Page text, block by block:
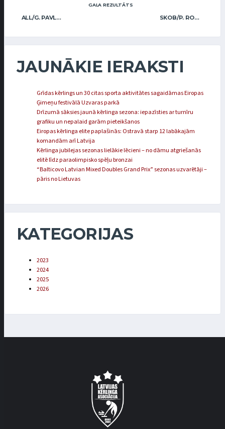
ALL/G. PAVLOVA M. VOREŅECKIS SKOB/P. ROŽKOVA A.LASMANS
GALA REZULTĀTS
JAUNĀKIE IERAKSTI
Grīdas kērlings un 30 citas sporta aktivitātes sagaidāmas Eiropas
Ģimeņu festivālā Uzvaras parkā
Drīzumā sāksies jaunā kērlinga sezona: iepazīsties ar turnīru
grafiku un nepalaid garām pieteikšanos
Eiropas kērlinga elite paplašinās: Ostravā starp 12 labākajām
komandām arī Latvija
Kērlinga jubilejas sezonas lielākie lēcieni – no dāmu atgriešanās
elitē līdz paraolimpisko spēļu bronzai
“Balticovo Latvian Mixed Doubles Grand Prix” sezonas uzvarētāji –
pāris no Lietuvas
KATEGORIJAS
2023
2024
2025
2026